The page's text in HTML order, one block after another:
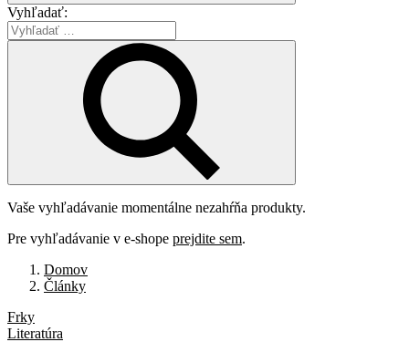
Vyhľadať:
Vaše vyhľadávanie momentálne nezahŕňa produkty.
Pre vyhľadávanie v e-shope prejdite sem.
Domov
Články
Frky
Literatúra